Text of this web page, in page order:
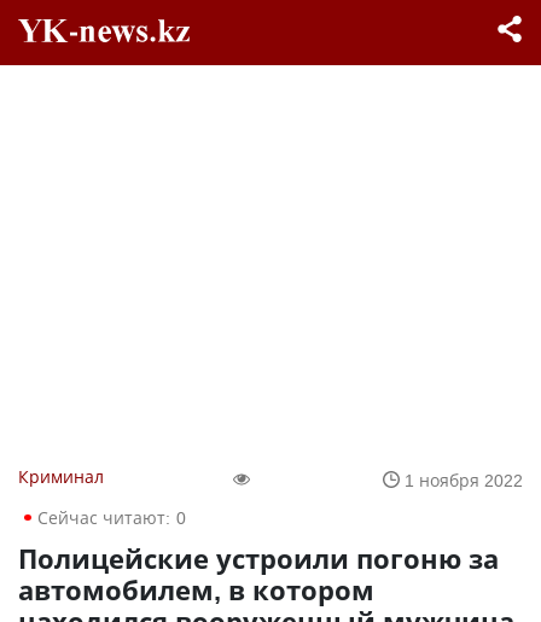
Криминал
1 ноября 2022
Сейчас читают: 0
Полицейские устроили погоню за
автомобилем, в котором